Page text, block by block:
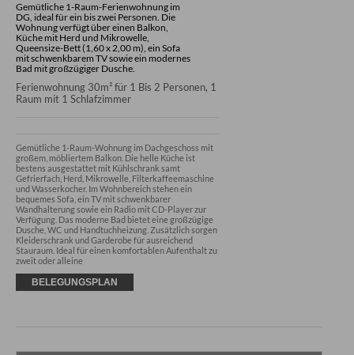
Gemütliche 1-Raum-Ferienwohnung im
DG, ideal für ein bis zwei Personen. Die
Wohnung verfügt über einen Balkon,
Küche mit Herd und Mikrowelle,
Queensize-Bett (1,60 x 2,00 m), ein Sofa
mit schwenkbarem TV sowie ein modernes
Bad mit großzügiger Dusche.
Ferienwohnung 30m² für 1 Bis 2 Personen, 1
Raum mit 1 Schlafzimmer
Gemütliche 1-Raum-Wohnung im Dachgeschoss mit
großem, möbliertem Balkon. Die helle Küche ist
bestens ausgestattet mit Kühlschrank samt
Gefrierfach, Herd, Mikrowelle, Filterkaffeemaschine
und Wasserkocher. Im Wohnbereich stehen ein
bequemes Sofa, ein TV mit schwenkbarer
Wandhalterung sowie ein Radio mit CD-Player zur
Verfügung. Das moderne Bad bietet eine großzügige
Dusche, WC und Handtuchheizung. Zusätzlich sorgen
Kleiderschrank und Garderobe für ausreichend
Stauraum. Ideal für einen komfortablen Aufenthalt zu
zweit oder alleine
BELEGUNGSPLAN